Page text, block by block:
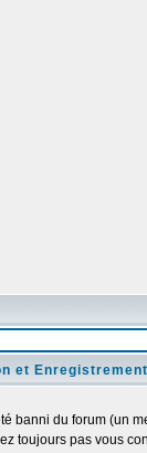
et Enregistrement
du forum (un
pas vous